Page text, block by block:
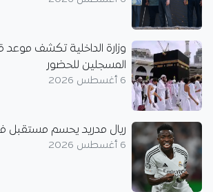
وزارة الداخلية تكشف موعد
المسجلين للحضور
6 أغسطس 2026
ريال مدريد يحسم مستقبل
6 أغسطس 2026